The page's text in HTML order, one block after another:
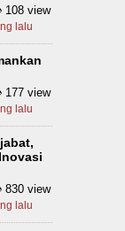
108 view
lalu
177 view
lalu
830 view
lalu